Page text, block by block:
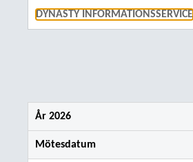
DYNASTY INFORMATIONSSERVICE
År 2026
Mötesdatum